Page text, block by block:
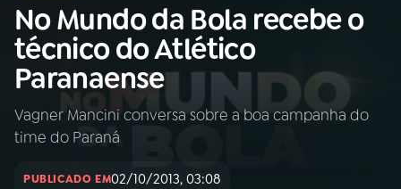
Buscar
na
Rádio
Nacional
Buscar
AO VIVO
INÍCIO
No Mundo da Bola recebe o
técnico do Atlético
Paranaense
Vagner Mancini conversa sobre a boa campanha do
time do Paraná
PUBLICADO EM02/10/2013, 03:08